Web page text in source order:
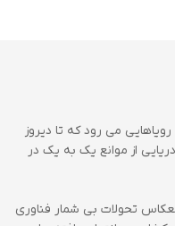
می رود که تا دیروز
از موانع یک به یک در
تحولات بی شمار فناوری